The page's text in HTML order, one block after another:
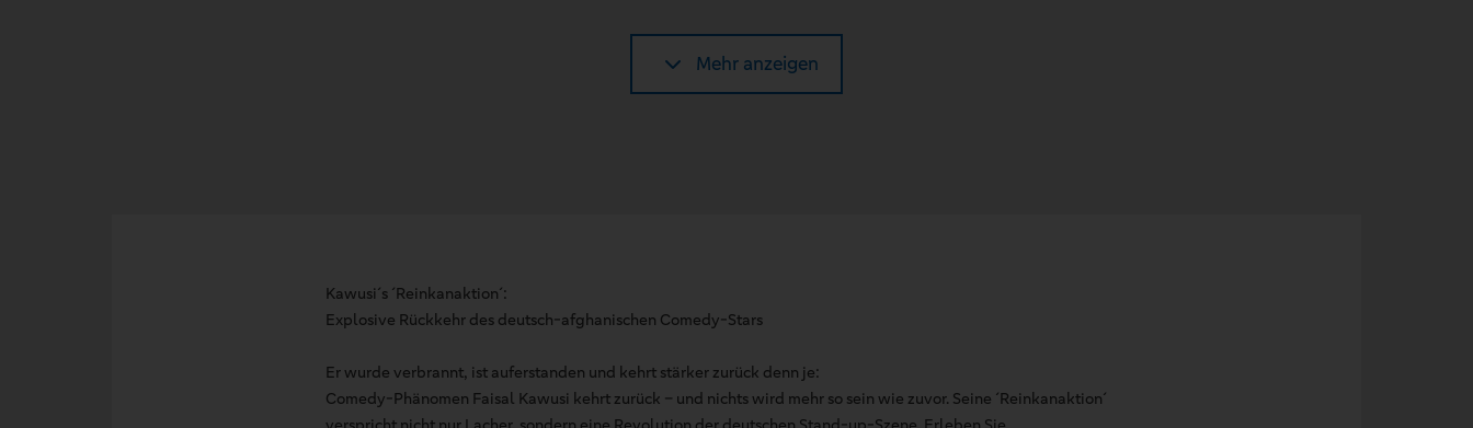
Mehr anzeigen
Kawusi´s ´Reinkanaktion´:
Explosive Rückkehr des deutsch-afghanischen Comedy-Stars
Er wurde verbrannt, ist auferstanden und kehrt stärker zurück denn je:
Comedy-Phänomen Faisal Kawusi kehrt zurück – und nichts wird mehr so sein wie zuvor. Seine ´Reinkanaktion´